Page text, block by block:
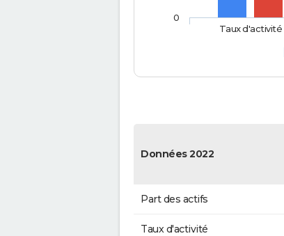
Taux d'activité
0
Données 2022
Part des actifs
Taux d'activité